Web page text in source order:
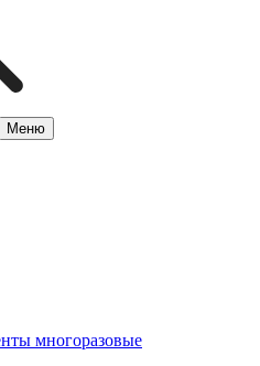
Меню
многоразовые